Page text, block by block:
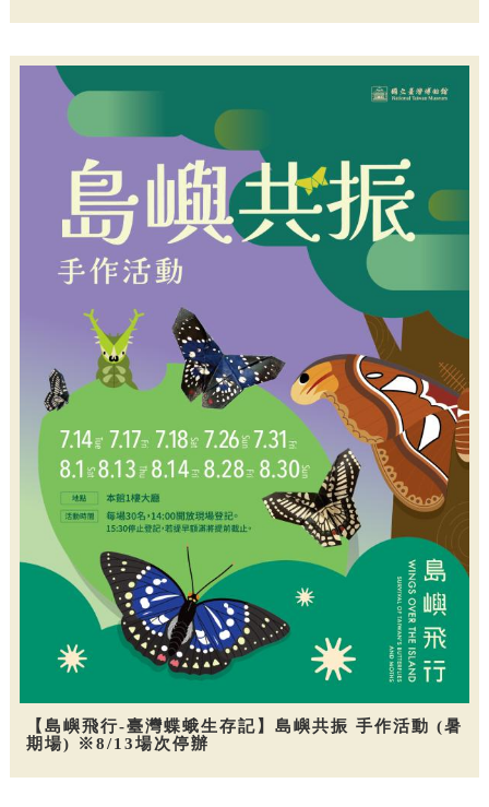
【島嶼飛行-臺灣蝶蛾生存記】島嶼共振 手作活動 (暑
期場) ※8/13場次停辦